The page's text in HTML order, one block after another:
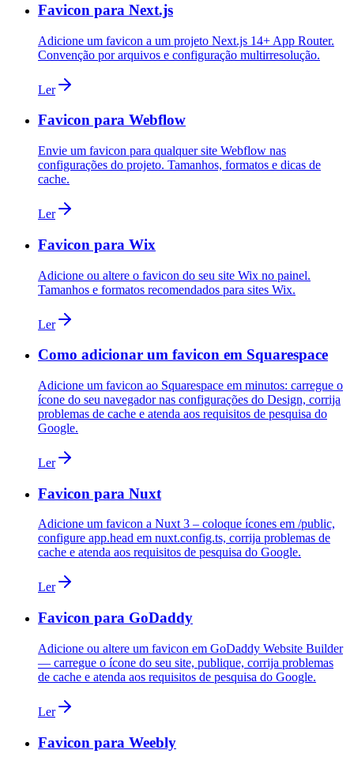
Favicon para Next.js
Adicione um favicon a um projeto Next.js 14+ App Router.
Convenção por arquivos e configuração multirresolução.
Ler
Favicon para Webflow
Envie um favicon para qualquer site Webflow nas
configurações do projeto. Tamanhos, formatos e dicas de
cache.
Ler
Favicon para Wix
Adicione ou altere o favicon do seu site Wix no painel.
Tamanhos e formatos recomendados para sites Wix.
Ler
Como adicionar um favicon em Squarespace
Adicione um favicon ao Squarespace em minutos: carregue o
ícone do seu navegador nas configurações do Design, corrija
problemas de cache e atenda aos requisitos de pesquisa do
Google.
Ler
Favicon para Nuxt
Adicione um favicon a Nuxt 3 – coloque ícones em /public,
configure app.head em nuxt.config.ts, corrija problemas de
cache e atenda aos requisitos de pesquisa do Google.
Ler
Favicon para GoDaddy
Adicione ou altere um favicon em GoDaddy Website Builder
— carregue o ícone do seu site, publique, corrija problemas
de cache e atenda aos requisitos de pesquisa do Google.
Ler
Favicon para Weebly